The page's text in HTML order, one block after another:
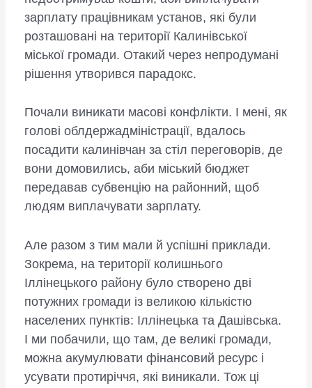
зарплату працівникам установ, які були
розташовані на території Калинівської
міської громади. Отакий через непродумані
рішення утворився парадокс.
Почали виникати масові конфлікти. І мені, як
голові облдержадміністрації, вдалось
посадити калинівчан за стіл переговорів, де
вони домовились, аби міський бюджет
передавав субвенцію на районний, щоб
людям виплачувати зарплату.
Але разом з тим мали й успішні приклади.
Зокрема, на території колишнього
Іллінецького району було створено дві
потужних громади із великою кількістю
населених пунктів: Іллінецька та Дашівська.
І ми побачили, що там, де великі громади,
можна акумулювати фінансовий ресурс і
усувати протиріччя, які виникали. Тож ці